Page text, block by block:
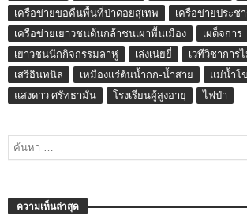
เครือข่ายขอคืนพื้นที่ป่าดอยสุเทพ
เครือข่ายประช
เครือข่ายเยาวชนต้นกล้าชนเผ่าพื้นเมือง
เผด็จการ
เยาวชนนักกิจกรรมลาหู่
เล่งเน่ยยี่
เวทีวิชาการ
เสรีอินทนิล
เหมืองแร่ต้นน้ำกก-น้ำสาย แม่น้ำโ
แสงดาว ศรัทธามั่น
โรงเรียนผู้สูงอายุ ไฟป่า
ความเห็นล่าสุด